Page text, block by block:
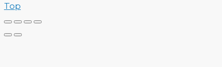
Top